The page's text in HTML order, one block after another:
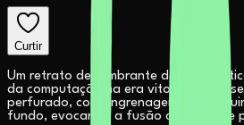
Curtir
Um retrato deslumbrante da
da computação na era vitoriana. Ela
perfurado, com engrenagens da
fundo, evocando a fusão de ciência e